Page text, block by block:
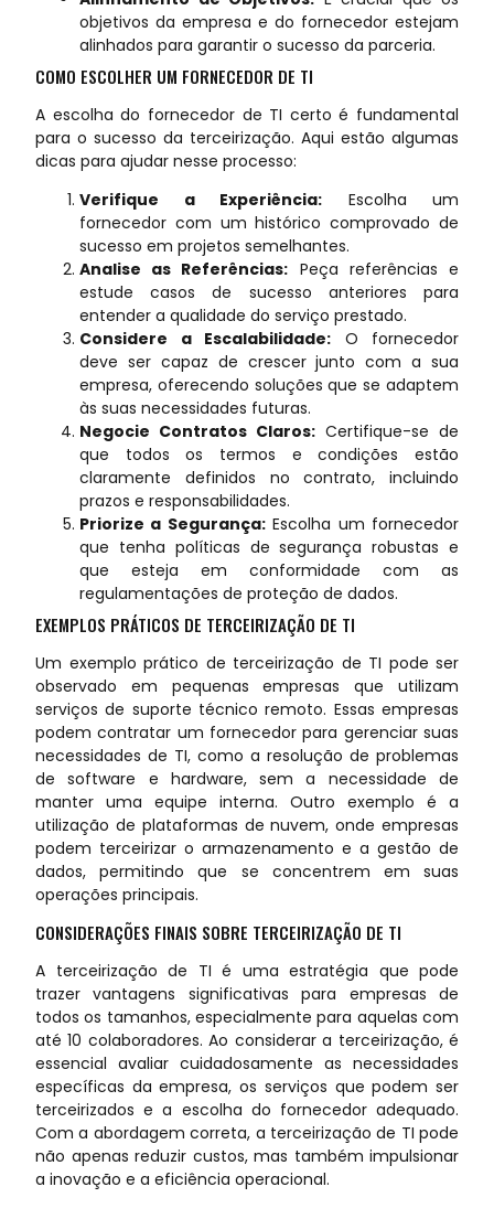
objetivos da empresa e do fornecedor estejam
alinhados para garantir o sucesso da parceria.
COMO ESCOLHER UM FORNECEDOR DE TI
A escolha do fornecedor de TI certo é fundamental
para o sucesso da terceirização. Aqui estão algumas
dicas para ajudar nesse processo:
Verifique a Experiência: Escolha um
fornecedor com um histórico comprovado de
sucesso em projetos semelhantes.
Analise as Referências: Peça referências e
estude casos de sucesso anteriores para
entender a qualidade do serviço prestado.
Considere a Escalabilidade: O fornecedor
deve ser capaz de crescer junto com a sua
empresa, oferecendo soluções que se adaptem
às suas necessidades futuras.
Negocie Contratos Claros: Certifique-se de
que todos os termos e condições estão
claramente definidos no contrato, incluindo
prazos e responsabilidades.
Priorize a Segurança:Escolha um fornecedor
que tenha políticas de segurança robustas e
que esteja em conformidade com as
regulamentações de proteção de dados.
EXEMPLOS PRÁTICOS DE TERCEIRIZAÇÃO DE TI
Um exemplo prático de terceirização de TI pode ser
observado em pequenas empresas que utilizam
serviços de suporte técnico remoto. Essas empresas
podem contratar um fornecedor para gerenciar suas
necessidades de TI, como a resolução de problemas
de software e hardware, sem a necessidade de
manter uma equipe interna. Outro exemplo é a
utilização de plataformas de nuvem, onde empresas
podem terceirizar o armazenamento e a gestão de
dados, permitindo que se concentrem em suas
operações principais.
CONSIDERAÇÕES FINAIS SOBRE TERCEIRIZAÇÃO DE TI
A terceirização de TI é uma estratégia que pode
trazer vantagens significativas para empresas de
todos os tamanhos, especialmente para aquelas com
até 10 colaboradores. Ao considerar a terceirização, é
essencial avaliar cuidadosamente as necessidades
específicas da empresa, os serviços que podem ser
terceirizados e a escolha do fornecedor adequado.
Com a abordagem correta, a terceirização de TI pode
não apenas reduzir custos, mas também impulsionar
a inovação e a eficiência operacional.